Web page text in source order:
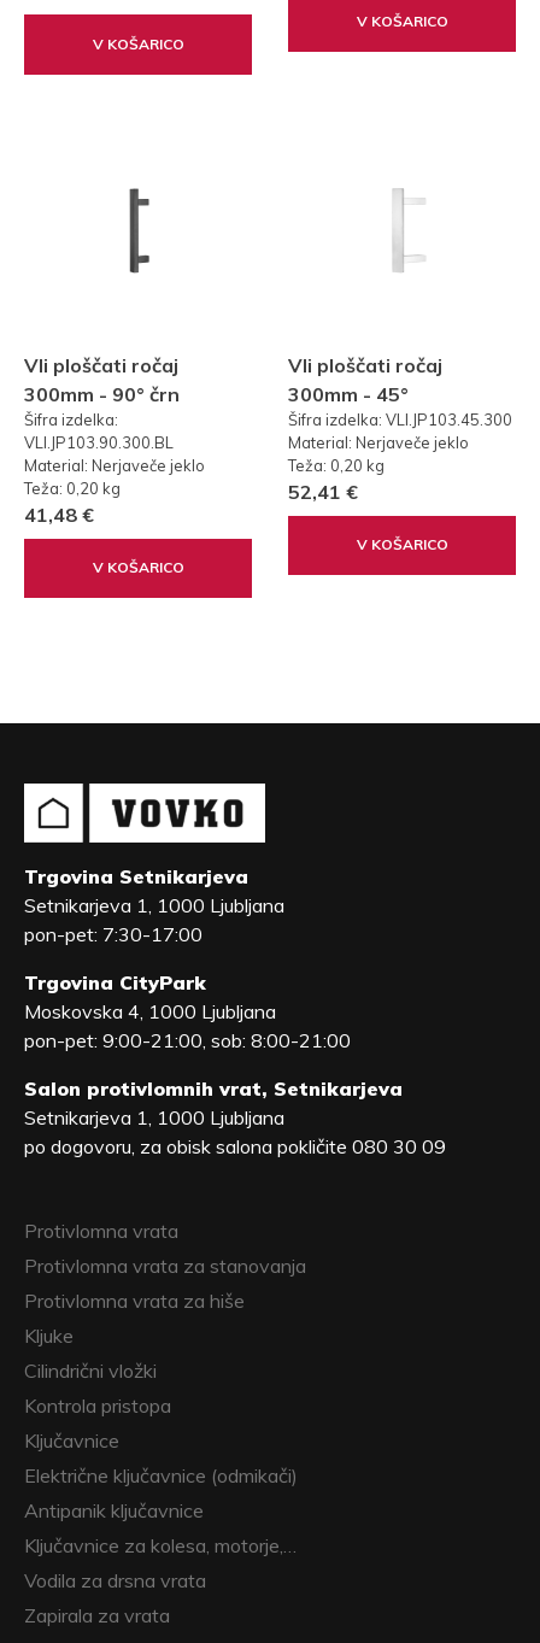
V KOŠARICO
V KOŠARICO
Vli ploščati ročaj
300mm - 90° črn
Šifra izdelka:
VLI.JP103.90.300.BL
Material: Nerjaveče jeklo
Teža: 0,20 kg
41,48 €
V KOŠARICO
Vli ploščati ročaj
300mm - 45°
Šifra izdelka: VLI.JP103.45.300
Material: Nerjaveče jeklo
Teža: 0,20 kg
52,41 €
V KOŠARICO
Trgovina Setnikarjeva
Setnikarjeva 1, 1000 Ljubljana
pon-pet: 7:30-17:00
Trgovina CityPark
Moskovska 4, 1000 Ljubljana
pon-pet: 9:00-21:00, sob: 8:00-21:00
Salon protivlomnih vrat, Setnikarjeva
Setnikarjeva 1, 1000 Ljubljana
po dogovoru, za obisk salona pokličite 080 30 09
Protivlomna vrata
Protivlomna vrata za stanovanja
Protivlomna vrata za hiše
Kljuke
Cilindrični vložki
Kontrola pristopa
Ključavnice
Električne ključavnice (odmikači)
Antipanik ključavnice
Ključavnice za kolesa, motorje,…
Vodila za drsna vrata
Zapirala za vrata